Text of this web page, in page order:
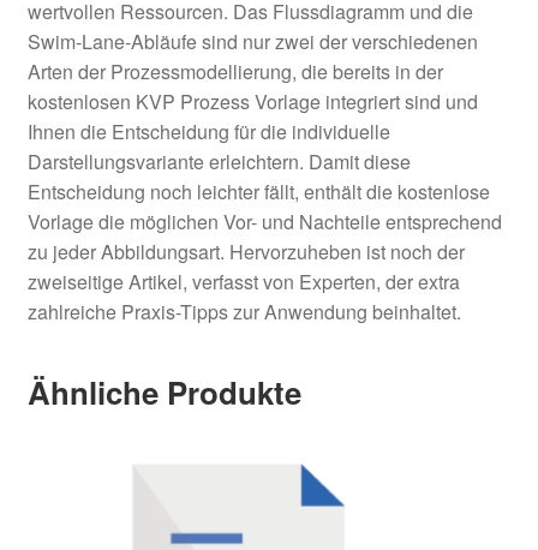
wertvollen Ressourcen. Das Flussdiagramm und die
Swim-Lane-Abläufe sind nur zwei der verschiedenen
Arten der Prozessmodellierung, die bereits in der
kostenlosen KVP Prozess Vorlage integriert sind und
Ihnen die Entscheidung für die individuelle
Darstellungsvariante erleichtern. Damit diese
Entscheidung noch leichter fällt, enthält die kostenlose
Vorlage die möglichen Vor- und Nachteile entsprechend
zu jeder Abbildungsart. Hervorzuheben ist noch der
zweiseitige Artikel, verfasst von Experten, der extra
zahlreiche Praxis-Tipps zur Anwendung beinhaltet.
Ähnliche Produkte